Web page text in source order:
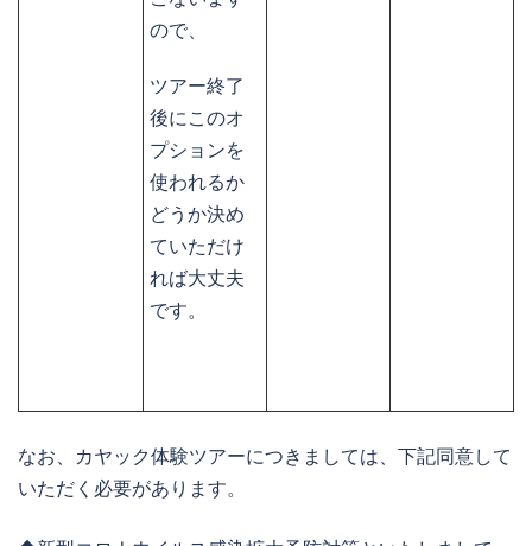
ので、
ツアー終了
後にこのオ
プションを
使われるか
どうか決め
ていただけ
れば大丈夫
です。
なお、カヤック体験ツアーにつきましては、下記同意して
いただく必要があります。